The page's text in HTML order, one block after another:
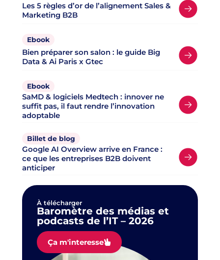
Les 5 règles d’or de l’alignement Sales &
Marketing B2B
Ebook
Bien préparer son salon : le guide Big
Data & Ai Paris x Gtec
Ebook
SaMD & logiciels Medtech : innover ne
suffit pas, il faut rendre l’innovation
adoptable
Billet de blog
Google AI Overview arrive en France :
ce que les entreprises B2B doivent
anticiper
À télécharger
Baromètre des médias et
podcasts de l’IT – 2026
Ça m'interesse